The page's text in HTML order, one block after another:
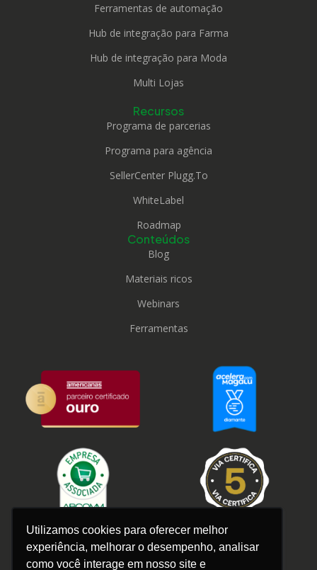
Utilizamos cookies para oferecer melhor
experiência, melhorar o desempenho, analisar
como você interage em nosso site e
Ferramentas de automação
Hub de integração para Farma
Hub de integração para Moda
Multi Lojas
Recursos
Programa de parcerias
Programa para agência
SellerCenter Plugg.To
WhiteLabel
Roadmap
Conteúdos
Blog
Materiais ricos
Webinars
Ferramentas